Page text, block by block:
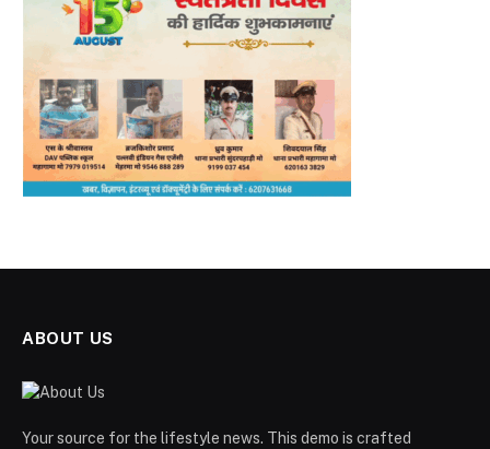
ABOUT US
Your source for the lifestyle news. This demo is crafted